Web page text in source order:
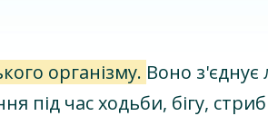
організму. Воно з'єднує
під час ходьби, бігу,